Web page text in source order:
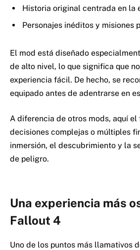
Historia original centrada en la
Personajes inéditos y misiones
El mod está diseñado
de alto nivel, lo que significa que
experiencia fácil. De hecho, se
equipado antes de adentrarse en
A diferencia de otros mods, aquí el
decisiones complejas o múltiples
inmersión, el descubrimiento y la
de peligro.
Una experiencia más
Fallout 4
Uno de los puntos más llamativos